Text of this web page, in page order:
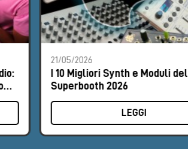
21/05/2026
I 10 Migliori Synth e Moduli del
Superbooth 2026
LEGGI